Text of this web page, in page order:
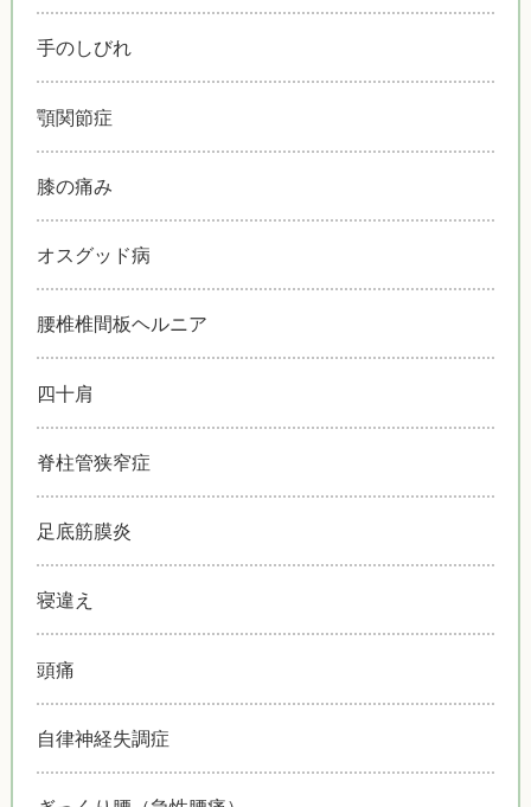
手のしびれ
顎関節症
膝の痛み
オスグッド病
腰椎椎間板ヘルニア
四十肩
脊柱管狭窄症
足底筋膜炎
寝違え
頭痛
自律神経失調症